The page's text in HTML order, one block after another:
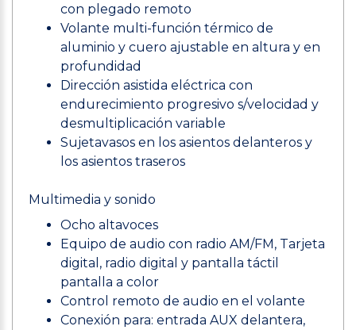
con plegado remoto
Volante multi-función térmico de
aluminio y cuero ajustable en altura y en
profundidad
Dirección asistida eléctrica con
endurecimiento progresivo s/velocidad y
desmultiplicación variable
Sujetavasos en los asientos delanteros y
los asientos traseros
Multimedia y sonido
Ocho altavoces
Equipo de audio con radio AM/FM, Tarjeta
digital, radio digital y pantalla táctil
pantalla a color
Control remoto de audio en el volante
Conexión para: entrada AUX delantera,